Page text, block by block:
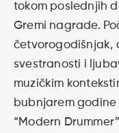
tokom poslednjih
Gremi nagrade.
četvorogodišnjak,
svestranosti i
muzičkim
bubnjarem
“Modern